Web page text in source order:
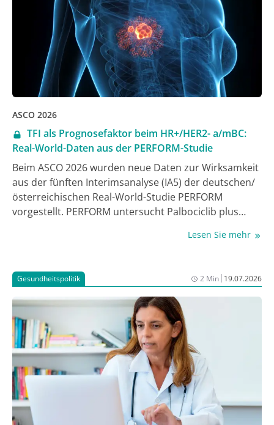
ASCO 2026
TFI als Prognosefaktor beim HR+/HER2- a/mBC:
Real-World-Daten aus der PERFORM-Studie
Beim ASCO 2026 wurden neue Daten zur Wirksamkeit
aus der fünften Interimsanalyse (IA5) der deutschen/
österreichischen Real-World-Studie PERFORM
vorgestellt. PERFORM untersucht Palbociclib plus
beim Hormonrezeptor-positiven, HER2-negativen
Mammakarzinom (a/mBC) in der Routineversorgung
und liefert damit Real-World-Evidenz unter den
Bedingungen des klinischen Alltags. In der
präsentierten Interimsanalyse wurden die
Effektivitätsergebnisse in Abhängigkeit vom
behandlungsfreien Intervall ausgewertet (Treatment-
Free Interval, TFI), der sich als Prognosefaktor beim
HR+/HER2- a/mBC erwies. Patient:innen mit einem TFI
≤ 12 Monate zeigten einen ungünstigeren Verlauf, die
berichtete Lebensqualität (QoL) blieb in allen TFI-
Subgruppen stabil.
Lesen Sie mehr
Gesundheitspolitik 2 Min| 19.07.2026